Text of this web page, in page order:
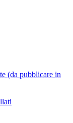
(da pubblicare in